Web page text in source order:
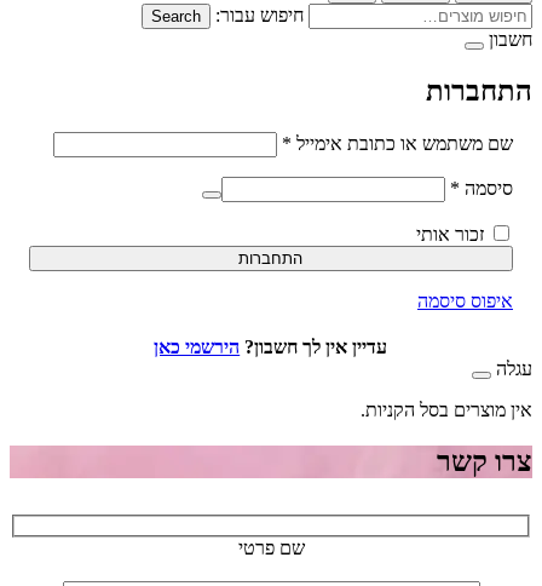
חיפוש עבור: Search
משתמש או כתובת אימייל*חובה
*חובה
זכור אותי
התחברות
סיסמה
עדיין אין לך חשבון?הירשמי כאן
בסל הקניות.
קשר
שם פרטי